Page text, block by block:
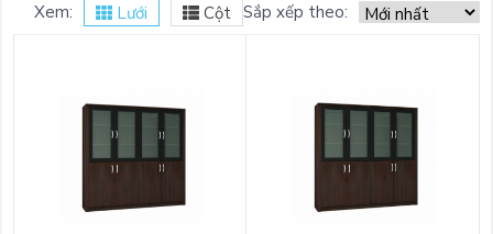
Sắp xếp theo:
Xem: Lưới Cột